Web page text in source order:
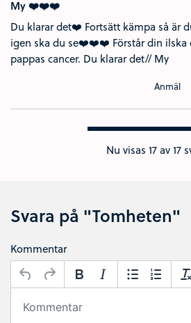
My ❤️❤️❤️
Du klarar det❤️ Fortsätt kämpa så är
igen ska du se❤️❤️❤️ Förstår din ilska
pappas cancer. Du klarar det// My
Anmäl
Nu visas 17av 17
Svara på "Tomheten"
Kommentar